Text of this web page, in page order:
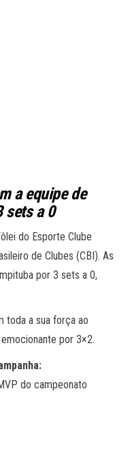
a equipe de
sets a 0
do Esporte Clube
de Clubes (CBI). As
por 3 sets a 0,
toda a sua força ao
por 3×2.
do campeonato